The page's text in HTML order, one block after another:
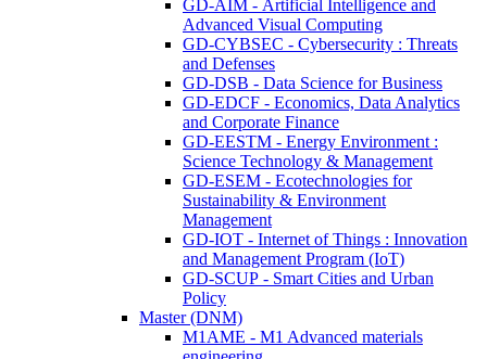
GD-AIM - Artificial Intelligence and
Advanced Visual Computing
GD-CYBSEC - Cybersecurity : Threats
and Defenses
GD-DSB - Data Science for Business
GD-EDCF - Economics, Data Analytics
and Corporate Finance
GD-EESTM - Energy Environment :
Science Technology & Management
GD-ESEM - Ecotechnologies for
Sustainability & Environment
Management
GD-IOT - Internet of Things : Innovation
and Management Program (IoT)
GD-SCUP - Smart Cities and Urban
Policy
Master (DNM)
M1AME - M1 Advanced materials